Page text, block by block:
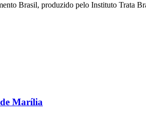
Brasil, produzido pelo Instituto Trata
Marília